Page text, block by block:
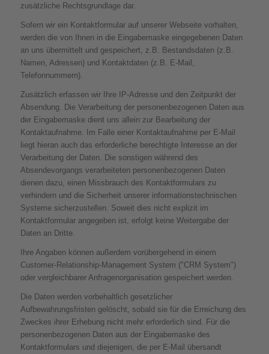
zusätzliche Rechtsgrundlage dar.
Sofern wir ein Kontaktformular auf unserer Webseite vorhalten,
werden die von Ihnen in die Eingabemaske eingegebenen Daten
an uns übermittelt und gespeichert, z.B. Bestandsdaten (z.B.
Namen, Adressen) und Kontaktdaten (z.B. E-Mail,
Telefonnummern).
Zusätzlich erfassen wir Ihre IP-Adresse und den Zeitpunkt der
Absendung. Die Verarbeitung der personenbezogenen Daten aus
der Eingabemaske dient uns allein zur Bearbeitung der
Kontaktaufnahme. Im Falle einer Kontaktaufnahme per E-Mail
liegt hieran auch das erforderliche berechtigte Interesse an der
Verarbeitung der Daten. Die sonstigen während des
Absendevorgangs verarbeiteten personenbezogenen Daten
dienen dazu, einen Missbrauch des Kontaktformulars zu
verhindern und die Sicherheit unserer informationstechnischen
Systeme sicherzustellen. Soweit dies nicht explizit im
Kontaktformular angegeben ist, erfolgt keine Weitergabe der
Daten an Dritte.
Ihre Angaben können außerdem vorübergehend in einem
Customer-Relationship-Management System ("CRM System")
oder vergleichbarer Anfragenorganisation gespeichert werden.
Die Daten werden vorbehaltlich gesetzlicher
Aufbewahrungsfristen gelöscht, sobald sie für die Erreichung des
Zweckes ihrer Erhebung nicht mehr erforderlich sind. Für die
personenbezogenen Daten aus der Eingabemaske des
Kontaktformulars und diejenigen, die per E-Mail übersandt